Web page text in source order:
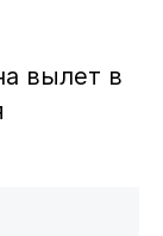
вылет в